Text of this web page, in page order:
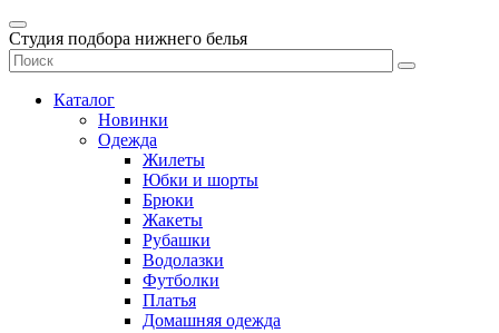
Студия подбора нижнего белья
Каталог
Новинки
Одежда
Жилеты
Юбки и шорты
Брюки
Жакеты
Рубашки
Водолазки
Футболки
Платья
Домашняя одежда